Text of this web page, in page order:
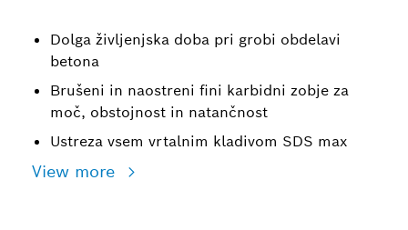
Dolga življenjska doba pri grobi obdelavi
betona
Brušeni in naostreni fini karbidni zobje za
moč, obstojnost in natančnost
Ustreza vsem vrtalnim kladivom SDS max
View more